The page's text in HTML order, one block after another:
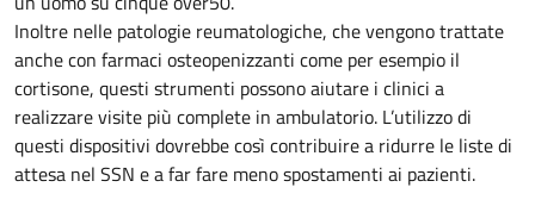
Inoltre nelle patologie reumatologiche, che vengono trattate
anche con farmaci osteopenizzanti come per esempio il
cortisone, questi strumenti possono aiutare i clinici a
realizzare visite più complete in ambulatorio. L’utilizzo di
questi dispositivi dovrebbe così contribuire a ridurre le liste di
attesa nel SSN e a far fare meno spostamenti ai pazienti.